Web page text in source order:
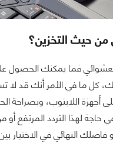
من حيث التخزين؟
فما يمكنك الحصول
كل ما في الأمر أنك قد لا
أجهزة اللابتوب، وبصراحة
حاجة لهذا التردد المرتفع
النهائي في الاختيار